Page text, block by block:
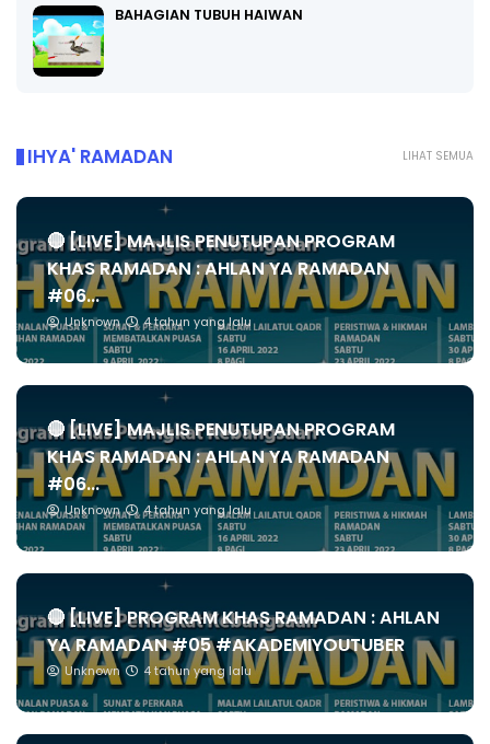
BAHAGIAN TUBUH HAIWAN
LIHAT SEMUA
IHYA' RAMADAN
🔴 [LIVE] MAJLIS PENUTUPAN PROGRAM
KHAS RAMADAN : AHLAN YA RAMADAN
#06...
Unknown 4 tahun yang lalu
🔴 [LIVE] MAJLIS PENUTUPAN PROGRAM
KHAS RAMADAN : AHLAN YA RAMADAN
#06...
Unknown 4 tahun yang lalu
🔴 [LIVE] PROGRAM KHAS RAMADAN : AHLAN
YA RAMADAN #05 #AKADEMIYOUTUBER
Unknown 4 tahun yang lalu